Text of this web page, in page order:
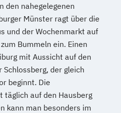
den nahegelegenen
Münster ragt über die
und der Wochenmarkt auf
Bummeln ein. Einen
mit Aussicht auf den
der gleich
beginnt. Die
täglich auf den Hausberg
kann man besonders im